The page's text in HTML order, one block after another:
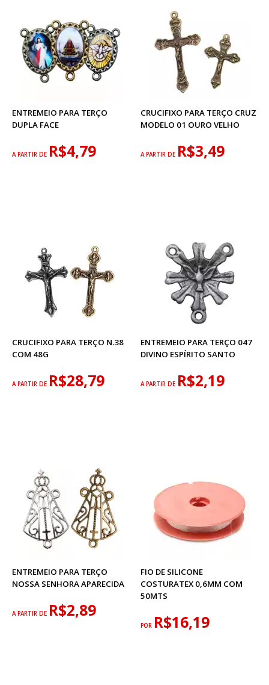
ENTREMEIO PARA TERÇO
DUPLA FACE
A PARTIR DE R$4,79
CRUCIFIXO PARA TERÇO CRUZ
MODELO 01 OURO VELHO
A PARTIR DE R$3,49
CRUCIFIXO PARA TERÇO N.38
COM 48G
A PARTIR DE R$28,79
ENTREMEIO PARA TERÇO 047
DIVINO ESPÍRITO SANTO
A PARTIR DE R$2,19
ENTREMEIO PARA TERÇO
NOSSA SENHORA APARECIDA
A PARTIR DE R$2,89
FIO DE SILICONE
COSTURATEX 0,6MM COM
50MTS
POR R$16,19